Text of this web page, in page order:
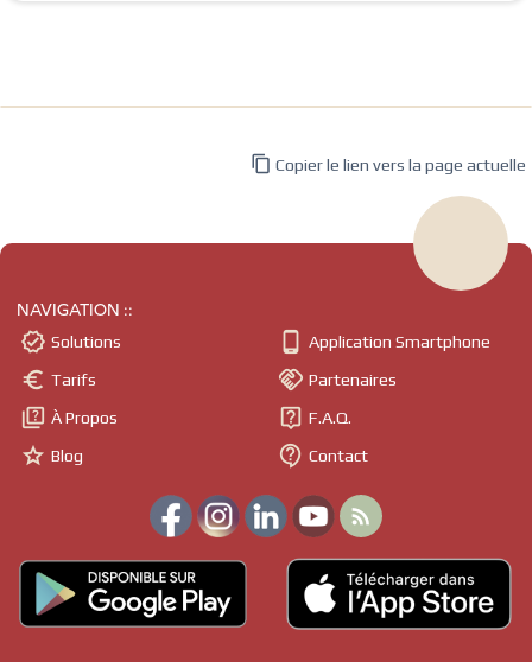
 Copier le lien vers la page actuelle
NAVIGATION ::
 Solutions
 Tarifs
 À Propos
 Blog
 Application Smartphone
 Partenaires
 F.A.Q.
 Contact
